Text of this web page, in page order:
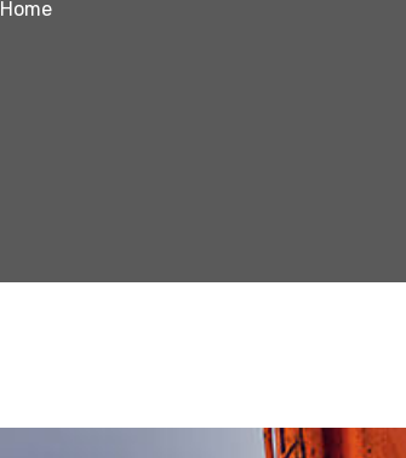
Home